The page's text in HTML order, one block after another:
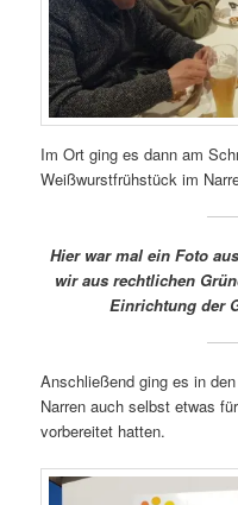
Im Ort ging es dann am
Weißwurstfrühstück im
Hier war mal ein Foto
wir aus rechtlichen
Einrichtung der
Anschließend ging es in
Narren auch selbst etwas
vorbereitet hatten.